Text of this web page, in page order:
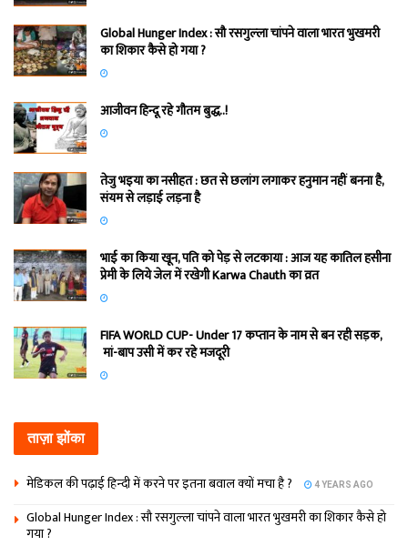
Global Hunger Index : सौ रसगुल्‍ला चांपने वाला भारत भुखमरी
का शिकार कैसे हो गया ?
आजीवन हिन्दू रहे गौतम बुद्ध..!
तेजु भइया का नसीहत : छत से छलांग लगाकर हनुमान नहीं बनना है,
संयम से लड़ाई लड़ना है
भाई का किया खून, पति को पेड़ से लटकाया : आज यह कातिल हसीना
प्रेमी के लिये जेल में रखेगी Karwa Chauth का व्रत
FIFA WORLD CUP- Under 17 कप्‍तान के नाम से बन रही सड़क,
मां-बाप उसी में कर रहे मजदूरी
ताज़ा झोंका
मेडिकल की पढ़ाई हिन्‍दी में करने पर इतना बवाल क्‍यों मचा है ? 4 YEARS AGO
Global Hunger Index : सौ रसगुल्‍ला चांपने वाला भारत भुखमरी का शिकार कैसे हो
गया ?